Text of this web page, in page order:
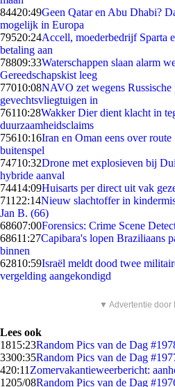
84420:49Geen Qatar en Abu Dhabi?
mogelijk in Europa
79520:24Accell, moederbedrijf Sparta
betaling aan
78809:33Waterschappen slaan alarm
Gereedschapskist leeg
77010:08NAVO zet wegens
gevechtsvliegtuigen in
76110:28Wakker Dier dient klacht in
duurzaamheidsclaims
75610:16Iran en Oman eens over
buitenspel
74710:32Drone met explosieven bij
hybride aanval
74414:09Huisarts per direct uit vak
711 22:14Nieuw slachtoffer in
Jan B. (66)
68607:00Forensics: Crime Scene
68611:27Capibara's lopen Braziliaans
binnen
62810:59Israël meldt dood twee
vergelding aangekondigd
▼ Advertentie door
Lees ook
1815:23Random Pics van de Dag
3300:35Random Pics van de Dag
420:11 Zomervakantieweerbericht:
1205/08Random Pics van de Dag